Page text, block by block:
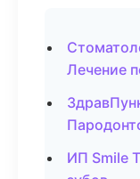
Лечение
ИП Smile